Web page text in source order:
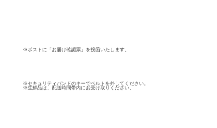
※ポストに「お届け確認票」を投函いたします。
※セキュリティバンドのキーでベルトを外してください。
※生鮮品は、配送時間帯内にお受け取りください。